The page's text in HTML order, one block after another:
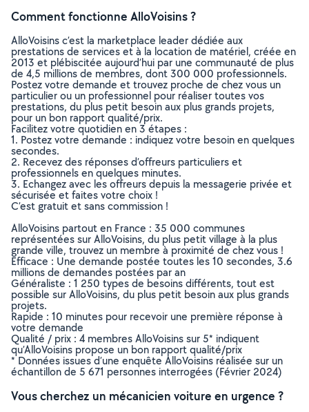
Comment fonctionne AlloVoisins ?
AlloVoisins c’est la marketplace leader dédiée aux
prestations de services et à la location de matériel, créée en
2013 et plébiscitée aujourd’hui par une communauté de plus
de 4,5 millions de membres, dont 300 000 professionnels.
Postez votre demande et trouvez proche de chez vous un
particulier ou un professionnel pour réaliser toutes vos
prestations, du plus petit besoin aux plus grands projets,
pour un bon rapport qualité/prix.
Facilitez votre quotidien en 3 étapes :
1. Postez votre demande : indiquez votre besoin en quelques
secondes.
2. Recevez des réponses d’offreurs particuliers et
professionnels en quelques minutes.
3. Echangez avec les offreurs depuis la messagerie privée et
sécurisée et faites votre choix !
C’est gratuit et sans commission !
AlloVoisins partout en France : 35 000 communes
représentées sur AlloVoisins, du plus petit village à la plus
grande ville, trouvez un membre à proximité de chez vous !
Efficace : Une demande postée toutes les 10 secondes, 3.6
millions de demandes postées par an
Généraliste : 1 250 types de besoins différents, tout est
possible sur AlloVoisins, du plus petit besoin aux plus grands
projets.
Rapide : 10 minutes pour recevoir une première réponse à
votre demande
Qualité / prix : 4 membres AlloVoisins sur 5* indiquent
qu’AlloVoisins propose un bon rapport qualité/prix
* Données issues d’une enquête AlloVoisins réalisée sur un
échantillon de 5 671 personnes interrogées (Février 2024)
Vous cherchez un mécanicien voiture en urgence ?